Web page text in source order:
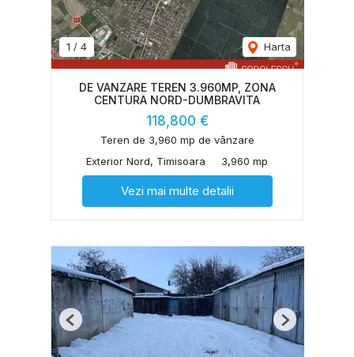
1 / 4 Harta
DE VANZARE TEREN 3.960MP, ZONA
CENTURA NORD-DUMBRAVITA
118,800 €
Teren de 3,960 mp de vânzare
Exterior Nord, Timisoara
3,960 mp
Vezi mai multe detalii
Previous Next